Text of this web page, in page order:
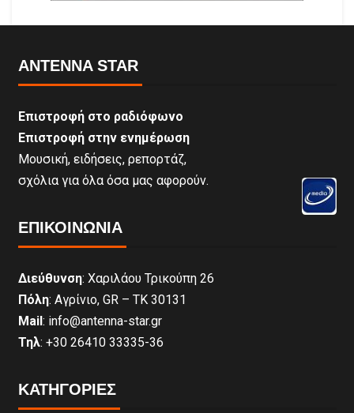
ANTENNA STAR
Επιστροφή στο ραδιόφωνο
Επιστροφή στην ενημέρωση
Μουσική, ειδήσεις, ρεπορτάζ,
σχόλια για όλα όσα μας αφορούν.
ΕΠΙΚΟΙΝΩΝΊΑ
Διεύθυνση: Χαριλάου Τρικούπη 26
Πόλη: Αγρίνιο, GR – ΤΚ 30131
Mail : info@antenna-star.gr
Τηλ: +30 26410 33335-36
ΚΑΤΗΓΟΡΙΕΣ